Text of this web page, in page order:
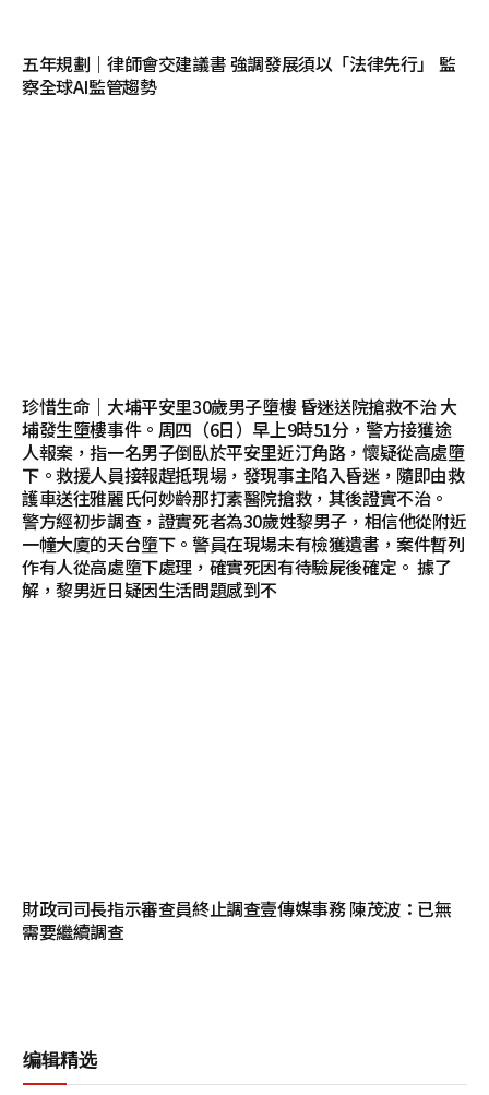
五年規劃｜律師會交建議書 強調發展須以「法律先行」 監
察全球AI監管趨勢
珍惜生命｜大埔平安里30歲男子墮樓 昏迷送院搶救不治 大
埔發生墮樓事件。周四（6日）早上9時51分，警方接獲途
人報案，指一名男子倒臥於平安里近汀角路，懷疑從高處墮
下。救援人員接報趕抵現場，發現事主陷入昏迷，隨即由救
護車送往雅麗氏何妙齡那打素醫院搶救，其後證實不治。
警方經初步調查，證實死者為30歲姓黎男子，相信他從附近
一幢大廈的天台墮下。警員在現場未有檢獲遺書，案件暫列
作有人從高處墮下處理，確實死因有待驗屍後確定。 據了
解，黎男近日疑因生活問題感到不
財政司司長指示審查員終止調查壹傳媒事務 陳茂波：已無
需要繼續調查
编辑精选